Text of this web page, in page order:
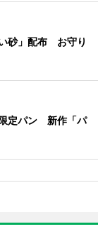
砂」配布 お守り
定パン 新作「パ